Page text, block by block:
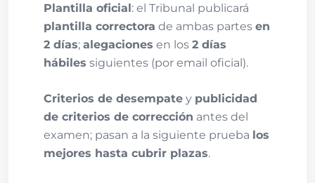
Plantilla oficial: el Tribunal publicará
plantilla correctora de ambas partes en
2 días; alegaciones en los 2 días
hábiles siguientes (por email oficial).
Criterios de desempate y publicidad
de criterios de corrección antes del
examen; pasan a la siguiente prueba los
mejores hasta cubrir plazas.